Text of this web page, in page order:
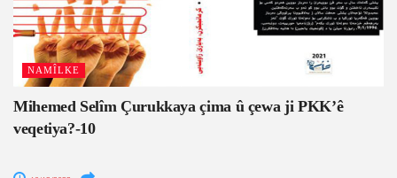
NAMÎLKE
Mihemed Selîm Çurukkaya çima û çewa ji PKK’ê
veqetiya?-10